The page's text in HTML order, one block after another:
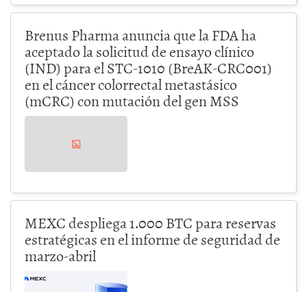
Brenus Pharma anuncia que la FDA ha
aceptado la solicitud de ensayo clínico
(IND) para el STC-1010 (BreAK-CRC001)
en el cáncer colorrectal metastásico
(mCRC) con mutación del gen MSS
MEXC despliega 1.000 BTC para reservas
estratégicas en el informe de seguridad de
marzo-abril